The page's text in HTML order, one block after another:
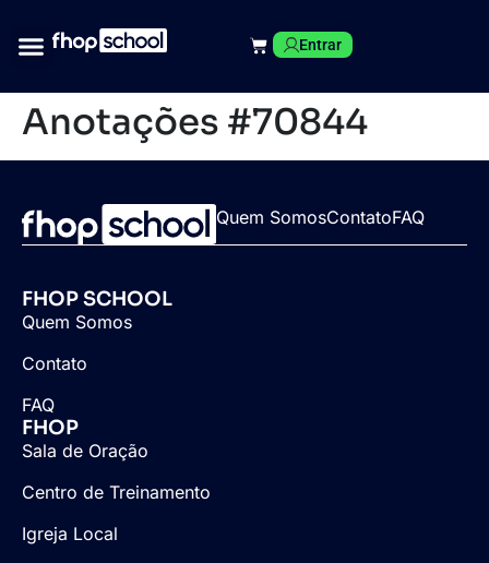
Entrar
Anotações #70844
Quem SomosContatoFAQ
FHOP SCHOOL
Quem Somos
Contato
FAQ
FHOP
Sala de Oração
Centro de Treinamento
Igreja Local